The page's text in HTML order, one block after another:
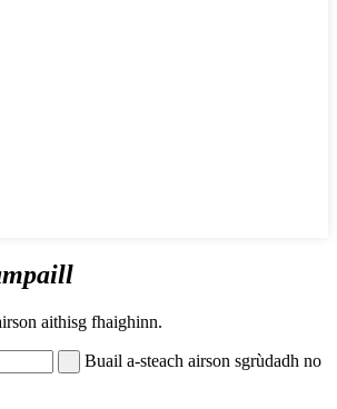
aithisg fhaighinn.
Buail a-steach airson sgrùdadh no